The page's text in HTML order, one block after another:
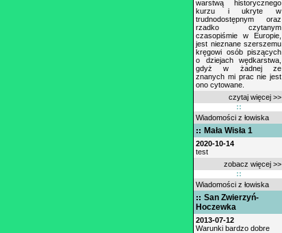
warstwą historycznego
kurzu i ukryte w
trudnodostępnym oraz
rzadko czytanym
czasopiśmie w Europie,
jest nieznane szerszemu
kręgowi osób piszących
o dziejach wędkarstwa,
gdyż w żadnej ze
znanych mi prac nie jest
ono cytowane.
czytaj więcej >>
Wiadomości z łowiska
Mała Wisła 1
2020-10-14
test
zobacz więcej >>
Wiadomości z łowiska
San Zwierzyń-
Hoczewka
2013-07-12
Warunki bardzo dobre